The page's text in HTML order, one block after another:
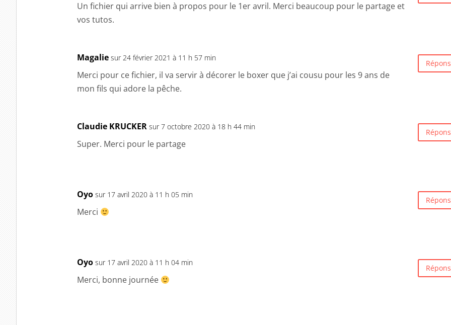
Un fichier qui arrive bien à propos pour le 1er avril. Merci beaucoup pour le partage et
vos tutos.
Magalie sur 24 février 2021 à 11 h 57 min
Merci pour ce fichier, il va servir à décorer le boxer que j’ai cousu pour les 9 ans de
mon fils qui adore la pêche.
Claudie KRUCKER sur 7 octobre 2020 à 18 h 44 min
Super. Merci pour le partage
Oyo sur 17 avril 2020 à 11 h 05 min
Merci
Oyo sur 17 avril 2020 à 11 h 04 min
Merci, bonne journée